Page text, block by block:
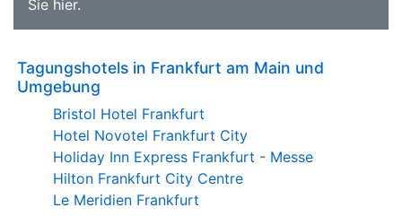
Sie hier.
Tagungshotels in Frankfurt am Main und
Umgebung
Bristol Hotel Frankfurt
Hotel Novotel Frankfurt City
Holiday Inn Express Frankfurt - Messe
Hilton Frankfurt City Centre
Le Meridien Frankfurt